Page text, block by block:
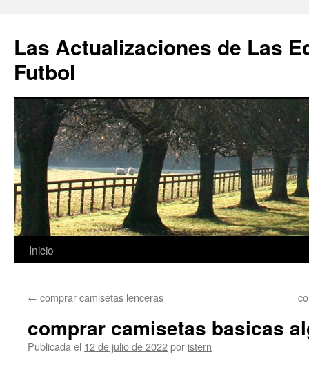
Las Actualizaciones de Las
Futbol
Saltar
contenido
Inicio
← comprar camisetas lenceras
comprar camisetas basicas
Publicada el 12 de julio de 2022por istern